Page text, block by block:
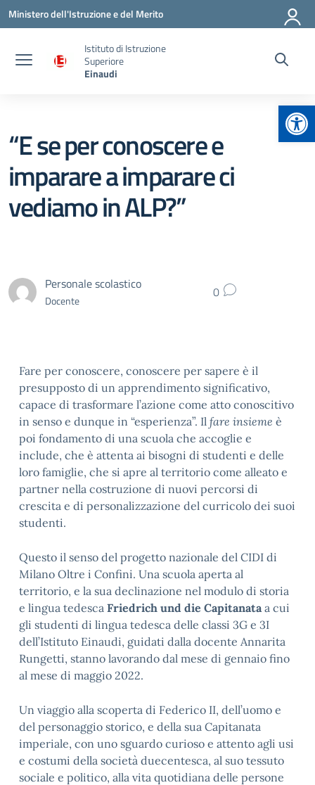
Vai ai contenuti
Vai al menu di navigazione
Vai al footer
Ministero dell'Istruzione e del Merito
Istituto di Istruzione
Superiore
Einaudi
“E se per conoscere e
imparare a imparare ci
vediamo in ALP?”
Personale scolastico
Docente 0
Fare per conoscere, conoscere per sapere è il
presupposto di un apprendimento significativo,
capace di trasformare l’azione come atto conoscitivo
in senso e dunque in “esperienza”. Il fare insieme è
poi fondamento di una scuola che accoglie e
include, che è attenta ai bisogni di studenti e delle
loro famiglie, che si apre al territorio come alleato e
partner nella costruzione di nuovi percorsi di
crescita e di personalizzazione del curricolo dei suoi
studenti.
Questo il senso del progetto nazionale del CIDI di
Milano Oltre i Confini. Una scuola aperta al
territorio, e la sua declinazione nel modulo di storia
e lingua tedesca Friedrich und die Capitanataa cui
gli studenti di lingua tedesca delle classi 3G e 3I
dell’Istituto Einaudi, guidati dalla docente Annarita
Rungetti, stanno lavorando dal mese di gennaio fino
al mese di maggio 2022.
Un viaggio alla scoperta di Federico II, dell’uomo e
del personaggio storico, e della sua Capitanata
imperiale, con uno sguardo curioso e attento agli usi
e costumi della società duecentesca, al suo tessuto
sociale e politico, alla vita quotidiana delle persone